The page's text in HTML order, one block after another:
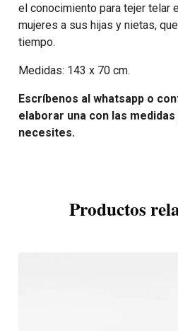
el conocimiento para tejer telar
mujeres a sus hijas y nietas,
tiempo.
Medidas: 143 x 70 cm.
Escríbenos al whatsapp o
elaborar una con las
necesites.
Productos